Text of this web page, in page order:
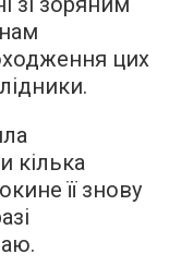
цих
кілька
її знову